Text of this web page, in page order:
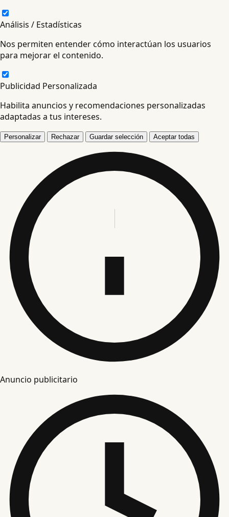
Análisis / Estadísticas
Nos permiten entender cómo interactúan los usuarios
para mejorar el contenido.
Publicidad Personalizada
Habilita anuncios y recomendaciones personalizadas
adaptadas a tus intereses.
Personalizar Rechazar Guardar selección Aceptar todas
Anuncio publicitario